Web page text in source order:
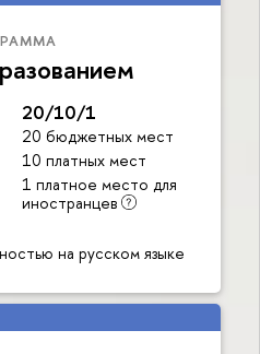
20/10/1
20 бюджетных мест
10 платных мест
1 платное место для
иностранцев
на русском языке